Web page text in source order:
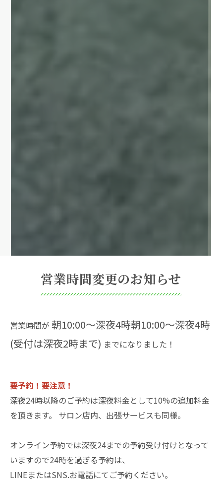
営業時間変更のお知らせ
営業時間が 朝10:00〜深夜4時朝10:00〜深夜4時
(受付は深夜2時まで) までになりました！
要予約！要注意！
深夜24時以降のご予約は深夜料金として10%の追加料金
を頂きます。 サロン店内、出張サービスも同様。
オンライン予約では深夜24までの予約受け付けとなって
いますので24時を過ぎる予約は、
LINEまたはSNS.お電話にてご予約ください。